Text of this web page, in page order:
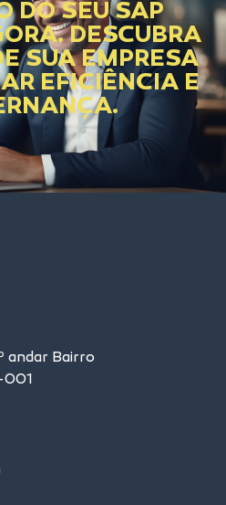
DO SEU SAP
DESCUBRA
SUA EMPRESA
EFICIÊNCIA E
andar Bairro
001